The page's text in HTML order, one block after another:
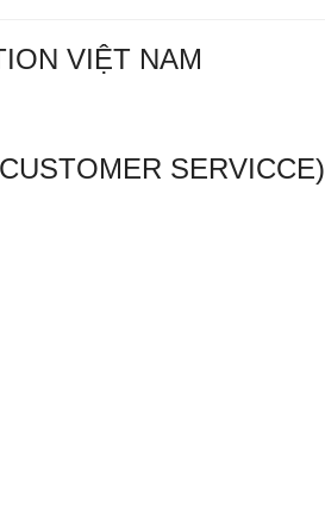
VIỆT NAM
SERVICCE)